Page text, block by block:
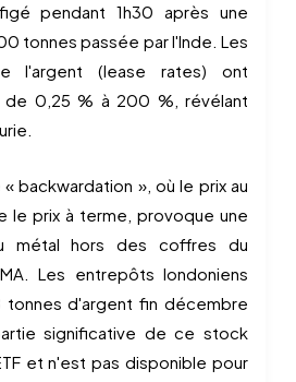
pendant 1h30 après une
tonnes passée par l'Inde. Les
l'argent (lease rates) ont
de 0,25 % à 200 %, révélant
backwardation », où le prix au
le prix à terme, provoque une
métal hors des coffres du
Les entrepôts londoniens
tonnes d'argent fin décembre
significative de ce stock
et n'est pas disponible pour